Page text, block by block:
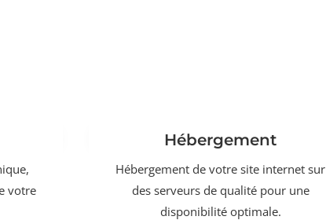
votre
Hébergement
Hébergement de votre site internet sur
des serveurs de qualité pour une
disponibilité optimale.